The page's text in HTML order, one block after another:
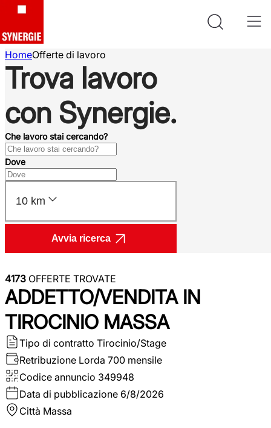
HomeOfferte di lavoro
Trova lavoro
con Synergie.
Che lavoro stai cercando?
Dove
10 km
Avvia ricerca
4173 OFFERTE TROVATE
ADDETTO/VENDITA IN
TIROCINIO MASSA
Tipo di contratto Tirocinio/Stage
Retribuzione Lorda 700 mensile
Codice annuncio 349948
Data di pubblicazione 6/8/2026
Città Massa